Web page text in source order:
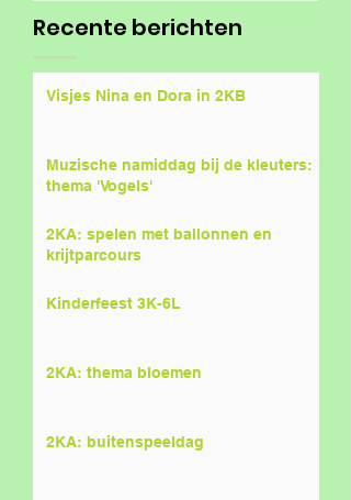
Recente berichten
Visjes Nina en Dora in 2KB
Muzische namiddag bij de kleuters:
thema 'Vogels'
2KA: spelen met ballonnen en
krijtparcours
Kinderfeest 3K-6L
2KA: thema bloemen
2KA: buitenspeeldag